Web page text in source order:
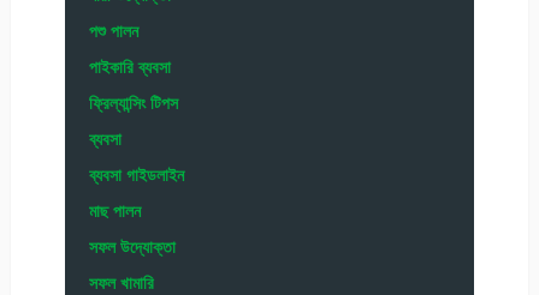
পশু পালন
পাইকারি ব্যবসা
ফ্রিল্যান্সিং টিপস
ব্যবসা
ব্যবসা গাইডলাইন
মাছ পালন
সফল উদ্যোক্তা
সফল খামারি